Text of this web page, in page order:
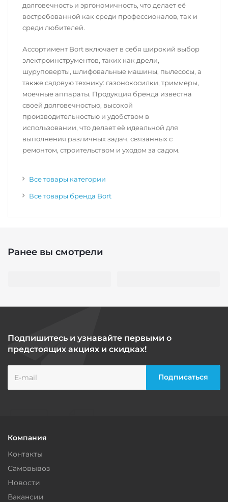
долговечность и эргономичность, что делает её
востребованной как среди профессионалов, так и
среди любителей.
Ассортимент Bort включает в себя широкий выбор
электроинструментов, таких как дрели,
шуруповерты, шлифовальные машины, пылесосы, а
также садовую технику: газонокосилки, триммеры,
моечные аппараты. Продукция бренда известна
своей долговечностью, высокой
производительностью и удобством в
использовании, что делает её идеальной для
выполнения различных задач, связанных с
ремонтом, строительством и уходом за садом.
Все товары категории
Все товары бренда Bort
Ранее вы смотрели
Подпишитесь и узнавайте первыми о
предстоящих акциях и скидках!
Компания
Контакты
Самовывоз
Новости
Вакансии